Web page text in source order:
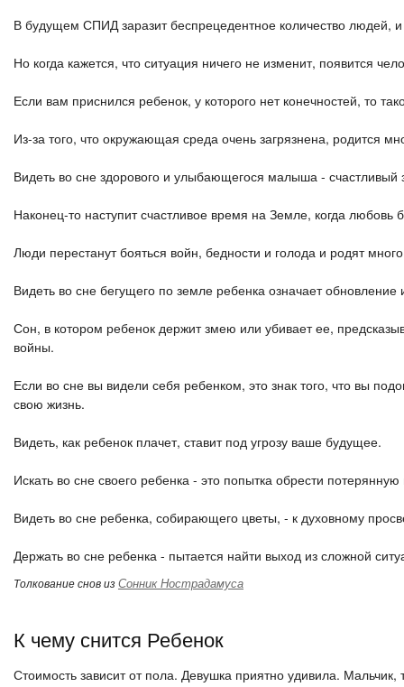
В будущем СПИД заразит беспрецедентное количество людей, и
Но когда кажется, что ситуация ничего не изменит, появится
Если вам приснился ребенок, у которого нет конечностей, то
Из-за того, что окружающая среда очень загрязнена, родится
Видеть во сне здорового и улыбающегося малыша - счастливый
Наконец-то наступит счастливое время на Земле, когда любовь
Люди перестанут бояться войн, бедности и голода и родят
Видеть во сне бегущего по земле ребенка означает
Сон, в котором ребенок держит змею или убивает ее,
войны.
Если во сне вы видели себя ребенком, это знак того, что вы
свою жизнь.
Видеть, как ребенок плачет, ставит под угрозу ваше будущее.
Искать во сне своего ребенка - это попытка обрести
Видеть во сне ребенка, собирающего цветы, - к духовному
Держать во сне ребенка - пытается найти выход из сложной
Толкование снов изСонник Нострадамуса
К чему снится Ребенок
Стоимость зависит от пола. Девушка приятно удивила. Мальчик,